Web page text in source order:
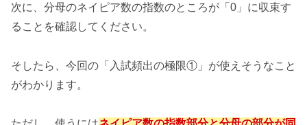
次に、分母のネイピア数の指数のところが「0」に収束す
ることを確認してください。
そしたら、今回の「入試頻出の極限①」が使えそうなこと
がわかります。